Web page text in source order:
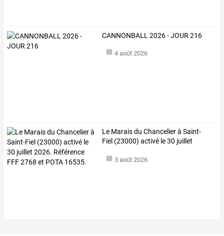
CANNONBALL 2026 - JOUR 216
4 août 2026
Le Maraisdu Chancelierà Saint-
Fiel (23000) activé le30 juillet
3 août 2026